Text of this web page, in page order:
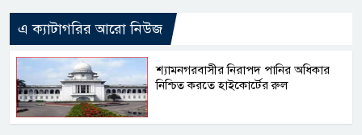
এ ক্যাটাগরির আরো নিউজ
শ্যামনগরবাসীর নিরাপদ পানির অধিকার
নিশ্চিত করতে হাইকোর্টের রুল